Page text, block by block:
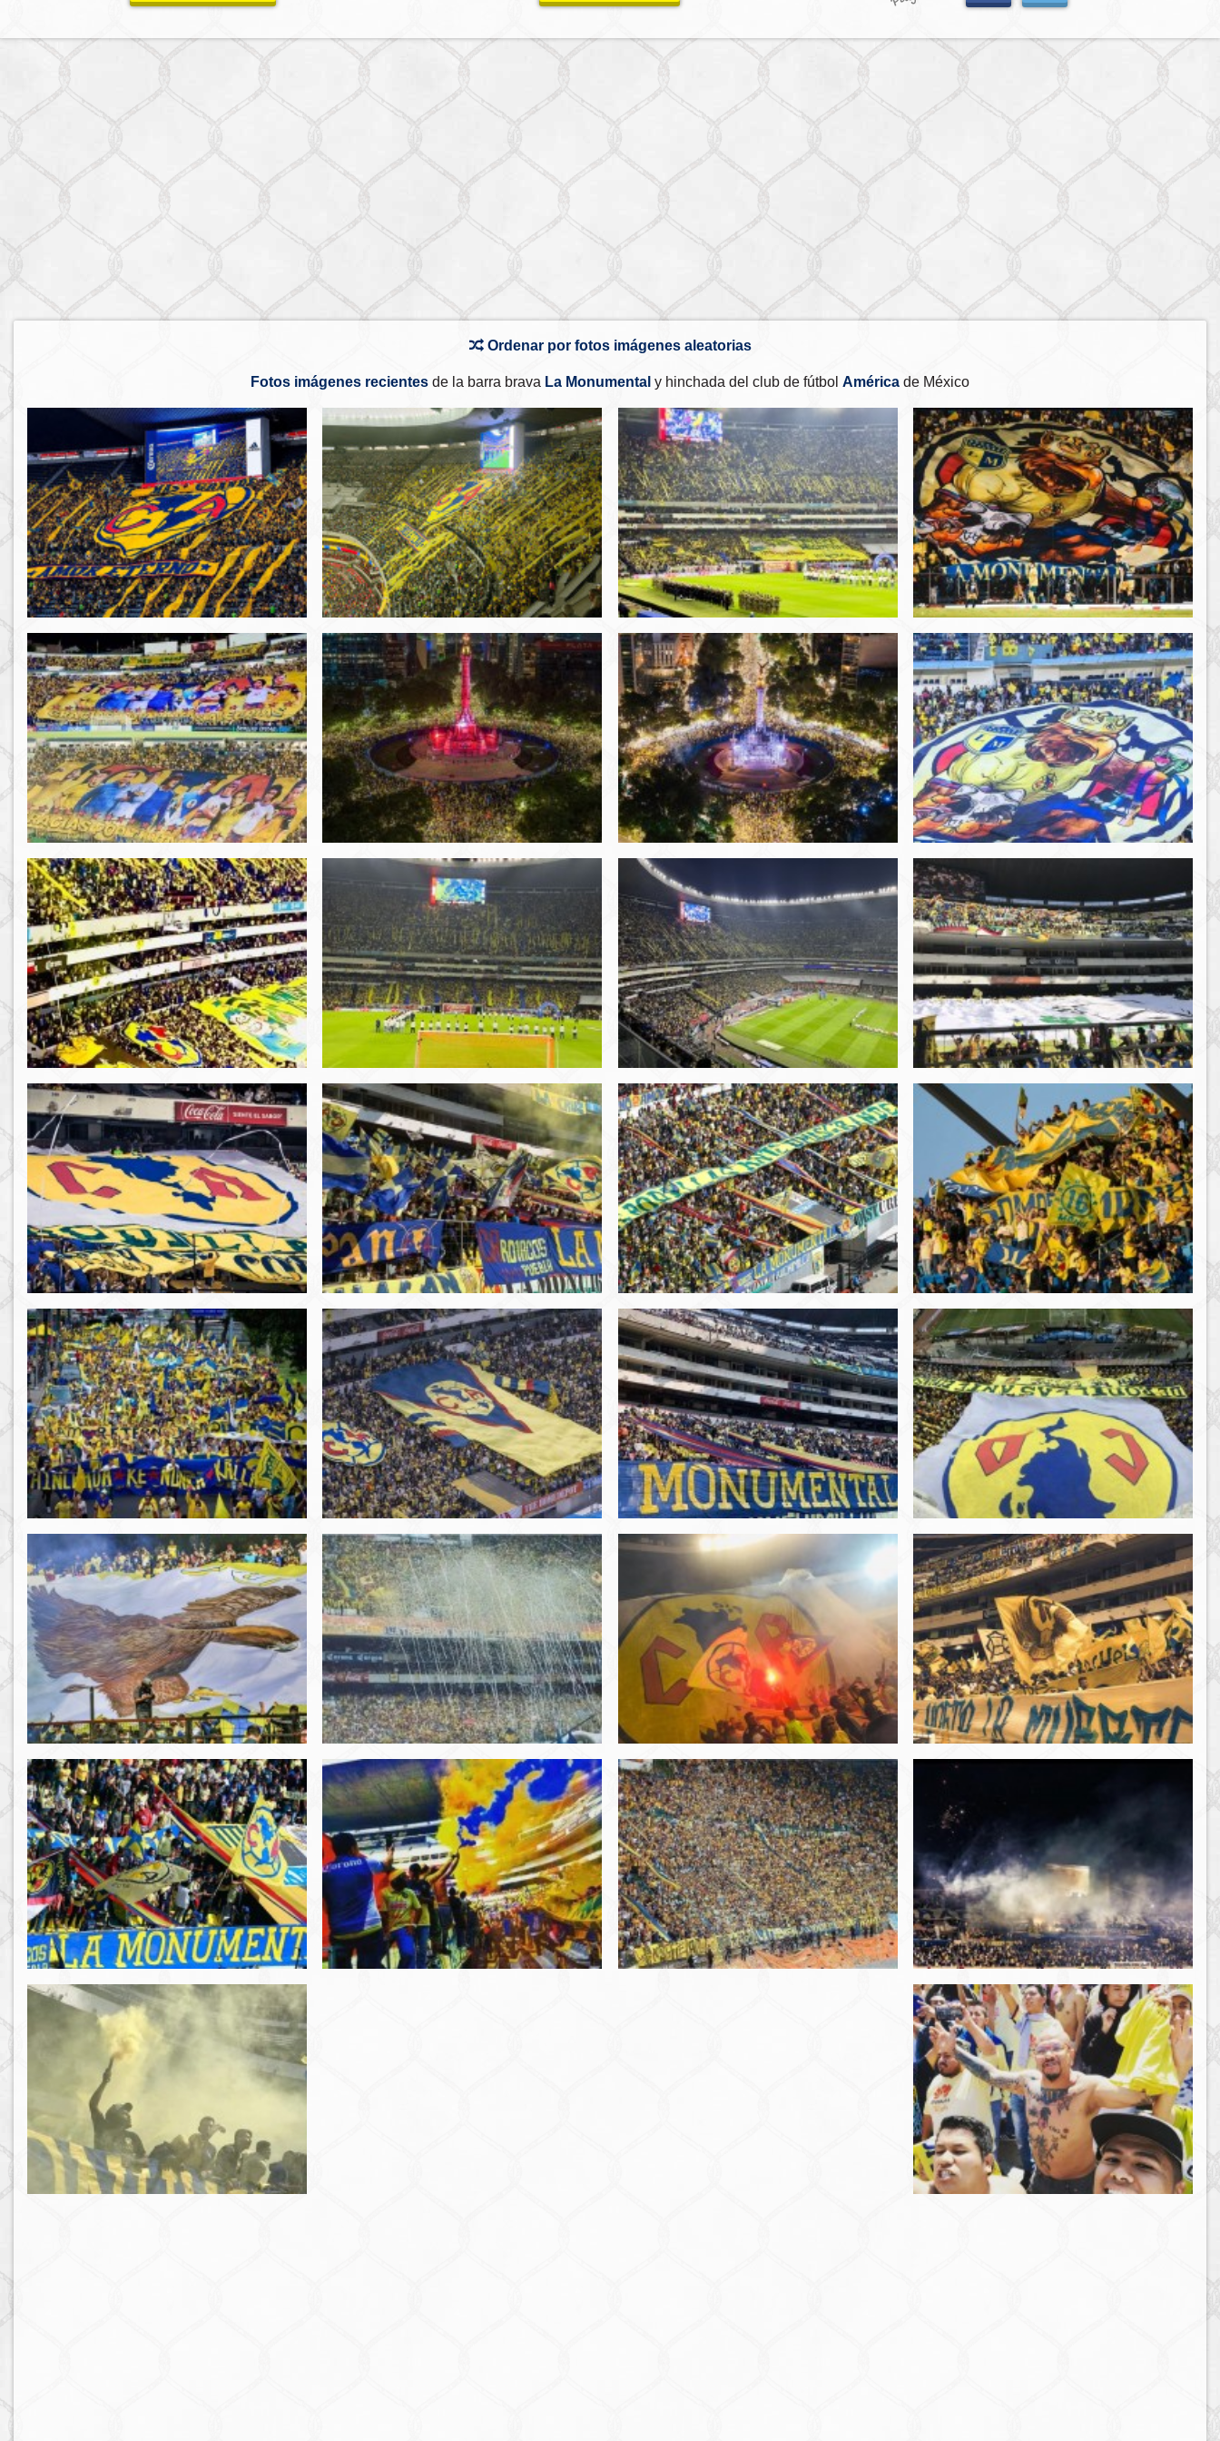
Ordenar por fotos imágenes aleatorias
Fotos imágenes recientes de la barra brava La Monumental y hinchada del club de fútbol América de México